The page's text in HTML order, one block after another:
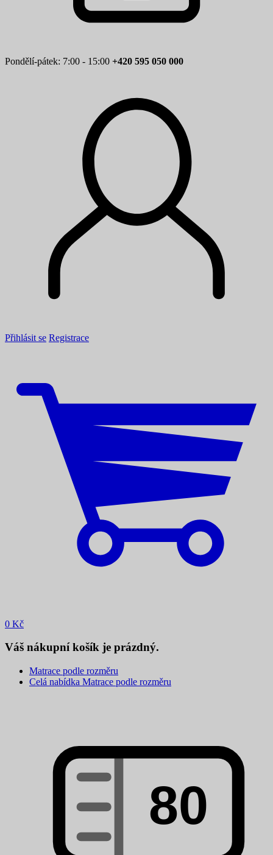
Pondělí-pátek: 7:00 - 15:00 +420 595 050 000
Přihlásit se Registrace
0 Kč
Váš nákupní košík je prázdný.
Matrace podle rozměru
Celá nabídka Matrace podle rozměru